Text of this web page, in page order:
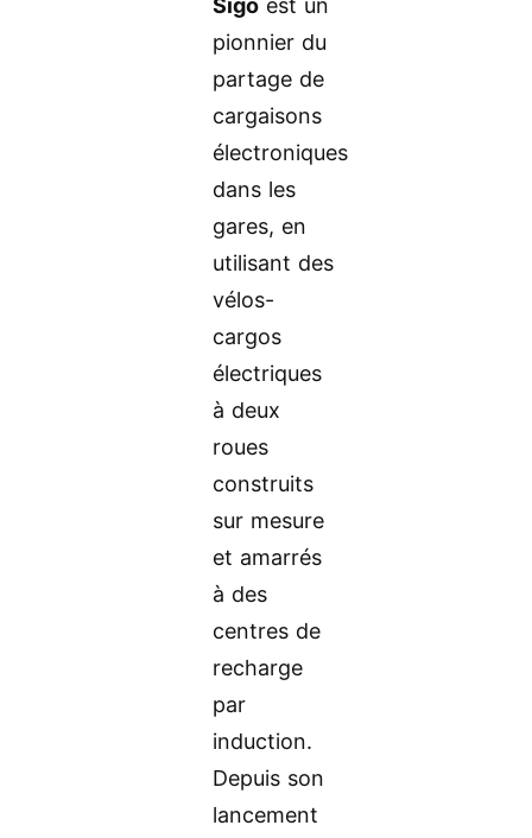
Sigo est un
pionnier du
partage de
cargaisons
électroniques
dans les
gares, en
utilisant des
vélos-
cargos
électriques
à deux
roues
construits
sur mesure
et amarrés
à des
centres de
recharge
par
induction.
Depuis son
lancement